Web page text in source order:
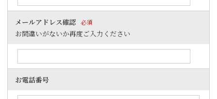
メールアドレス確認 必須
お間違いがないか再度ご入力ください
お電話番号